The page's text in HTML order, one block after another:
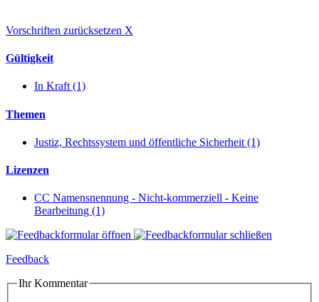
Vorschriften zurücksetzen X
Gültigkeit
In Kraft (1)
Themen
Justiz, Rechtssystem und öffentliche Sicherheit (1)
Lizenzen
CC Namensnennung - Nicht-kommerziell - Keine
Bearbeitung (1)
Feedback
Ihr Kommentar